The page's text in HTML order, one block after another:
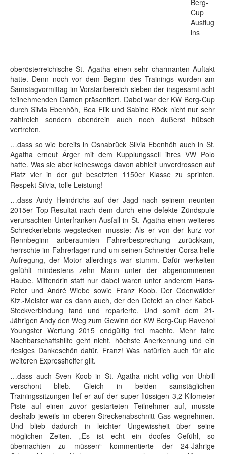
Berg-
Cup
Ausflug
ins
oberösterreichische St. Agatha einen sehr charmanten Auftakt
hatte. Denn noch vor dem Beginn des Trainings wurden am
Samstagvormittag im Vorstartbereich sieben der insgesamt acht
teilnehmenden Damen präsentiert. Dabei war der KW Berg-Cup
durch Silvia Ebenhöh, Bea Flik und Sabine Röck nicht nur sehr
zahlreich sondern obendrein auch noch äußerst hübsch
vertreten.
…dass so wie bereits in Osnabrück Silvia Ebenhöh auch in St.
Agatha erneut Ärger mit dem Kupplungsseil ihres VW Polo
hatte. Was sie aber keineswegs davon abhielt unverdrossen auf
Platz vier in der gut besetzten 1150er Klasse zu sprinten.
Respekt Silvia, tolle Leistung!
…dass Andy Heindrichs auf der Jagd nach seinem neunten
2015er Top-Resultat nach dem durch eine defekte Zündspule
verursachten Unterfranken-Ausfall in St. Agatha einen weiteres
Schreckerlebnis wegstecken musste: Als er von der kurz vor
Rennbeginn anberaumten Fahrerbesprechung zurückkam,
herrschte im Fahrerlager rund um seinen Schneider Corsa helle
Aufregung, der Motor allerdings war stumm. Dafür werkelten
gefühlt mindestens zehn Mann unter der abgenommenen
Haube. Mittendrin statt nur dabei waren unter anderem Hans-
Peter und André Wiebe sowie Franz Koob. Der Odenwälder
Kfz.-Meister war es dann auch, der den Defekt an einer Kabel-
Steckverbindung fand und reparierte. Und somit dem 21-
Jährigen Andy den Weg zum Gewinn der KW Berg-Cup Ravenol
Youngster Wertung 2015 endgültig frei machte. Mehr faire
Nachbarschaftshilfe geht nicht, höchste Anerkennung und ein
riesiges Dankeschön dafür, Franz! Was natürlich auch für alle
weiteren Expresshelfer gilt.
…dass auch Sven Koob in St. Agatha nicht völlig von Unbill
verschont blieb. Gleich in beiden samstäglichen
Trainingssitzungen lief er auf der super flüssigen 3,2-Kilometer
Piste auf einen zuvor gestarteten Teilnehmer auf, musste
deshalb jeweils im oberen Streckenabschnitt Gas wegnehmen.
Und blieb dadurch in leichter Ungewissheit über seine
möglichen Zeiten. „Es ist echt ein doofes Gefühl, so
übernachten zu müssen“ kommentierte der 24-Jährige